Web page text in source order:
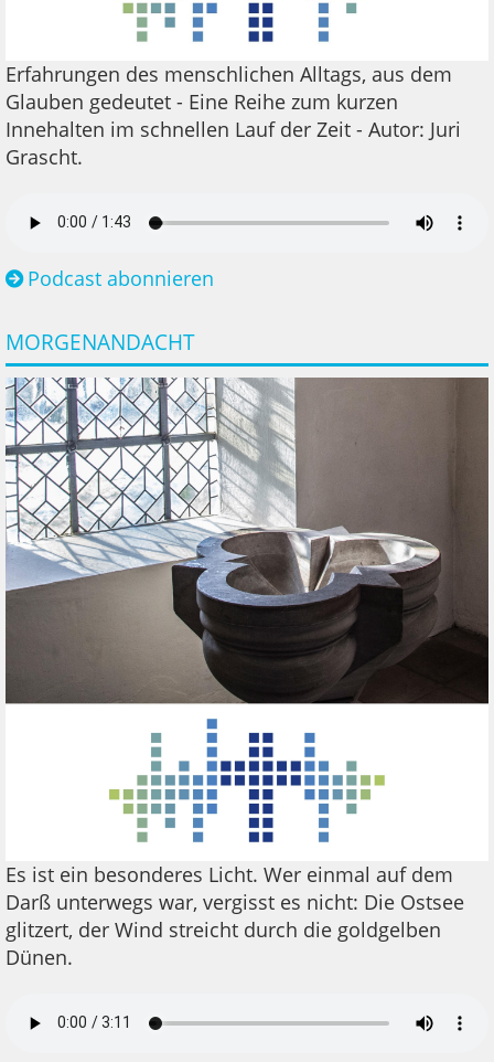
Erfahrungen des menschlichen Alltags, aus dem
Glauben gedeutet - Eine Reihe zum kurzen
Innehalten im schnellen Lauf der Zeit - Autor: Juri
Grascht.
Podcast abonnieren
MORGENANDACHT
Es ist ein besonderes Licht. Wer einmal auf dem
Darß unterwegs war, vergisst es nicht: Die Ostsee
glitzert, der Wind streicht durch die goldgelben
Dünen.